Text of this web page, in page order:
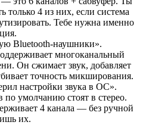
только 4 из них, если система
Тебе нужна именно
Bluetooth-наушники».
многоканальный
Он сжимает звук, добавляет
точность микширования.
настройки звука в ОС».
по умолчанию стоят в стерео.
4 канала — без ручной
их.